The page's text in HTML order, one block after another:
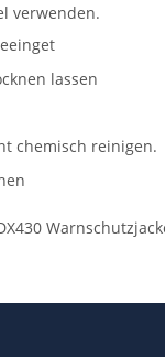
verwenden.
lassen
chemisch reinigen.